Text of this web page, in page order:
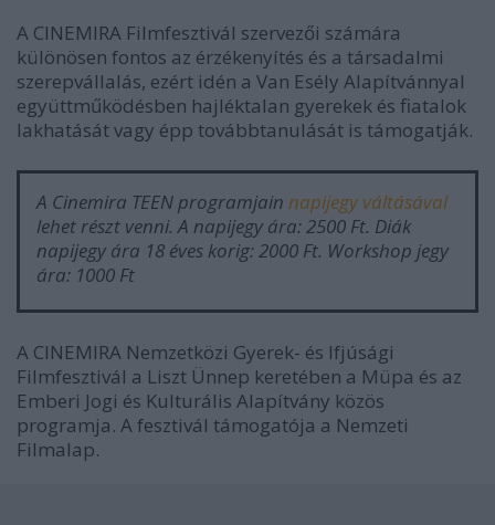
A CINEMIRA Filmfesztivál szervezői számára
különösen fontos az érzékenyítés és a társadalmi
szerepvállalás, ezért idén a Van Esély Alapítvánnyal
együttműködésben hajléktalan gyerekek és fiatalok
lakhatását vagy épp továbbtanulását is támogatják.
A Cinemira TEEN programjain napijegy váltásával
lehet részt venni. A napijegy ára: 2500 Ft. Diák
napijegy ára 18 éves korig: 2000 Ft. Workshop jegy
ára: 1000 Ft
A CINEMIRA Nemzetközi Gyerek- és Ifjúsági
Filmfesztivál a Liszt Ünnep keretében a Müpa és az
Emberi Jogi és Kulturális Alapítvány közös
programja. A fesztivál támogatója a Nemzeti
Filmalap.